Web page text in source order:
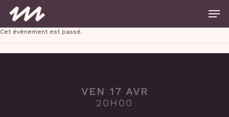
main
content
Cet évènement est passé.
VEN 17 AVR
20H00
Close